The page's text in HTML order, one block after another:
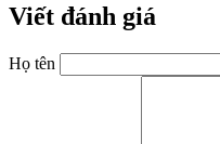
Viết đánh giá
Họ tên